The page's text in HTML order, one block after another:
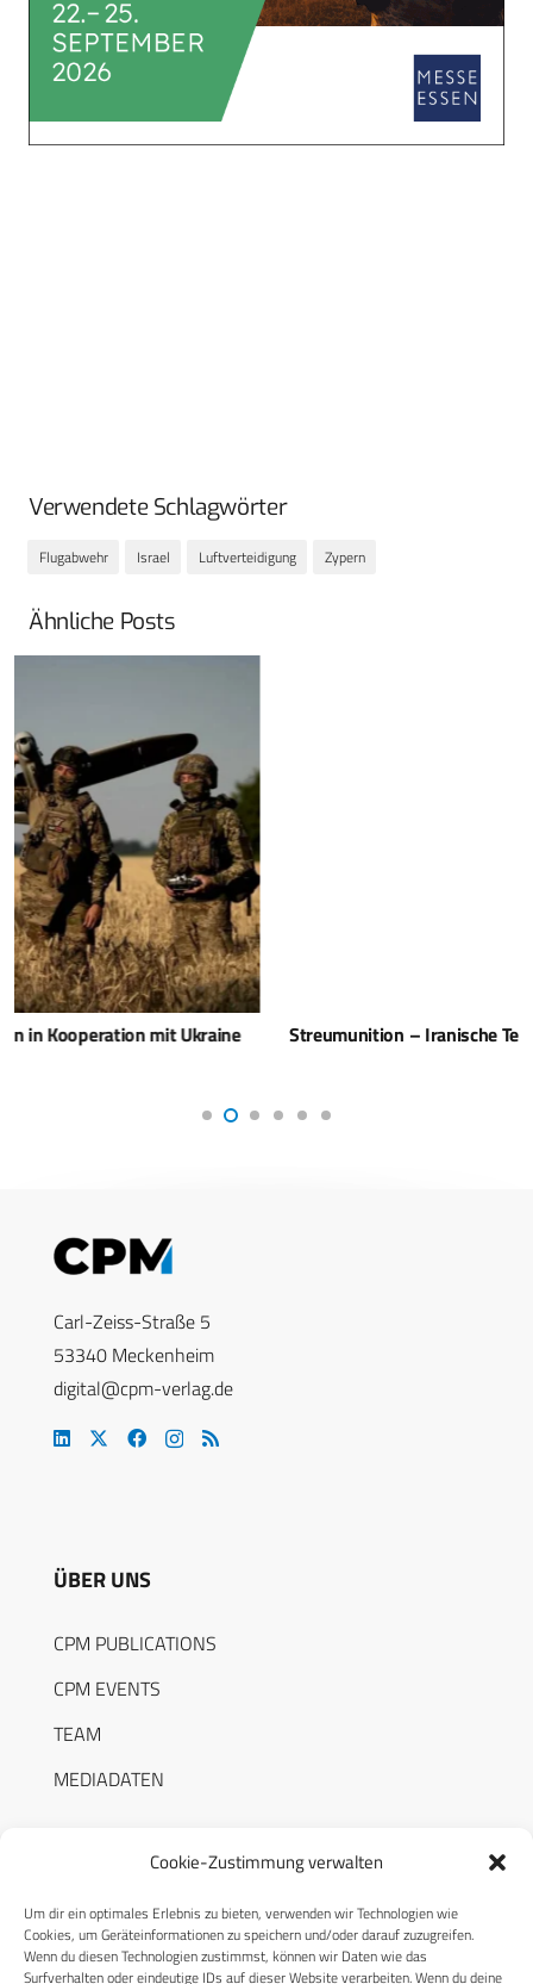
Cookie-Zustimmung verwalten
Um dir ein optimales Erlebnis zu bieten, verwenden wir Technologien wie
Cookies, um Geräteinformationen zu speichern und/oder darauf zuzugreifen.
Wenn du diesen Technologien zustimmst, können wir Daten wie das
Surfverhalten oder eindeutige IDs auf dieser Website verarbeiten. Wenn du deine
Verwendete Schlagwörter
Flugabwehr Israel Luftverteidigung Zypern
Ähnliche Posts
Streumunition – Iranische Technologie hinter Huthi-Angriff
Carl-Zeiss-Straße 5
53340 Meckenheim
digital@cpm-verlag.de
ÜBER UNS
CPM PUBLICATIONS
CPM EVENTS
TEAM
MEDIADATEN
RECHTLICHES